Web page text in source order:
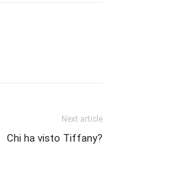
Next article
Chi ha visto Tiffany?